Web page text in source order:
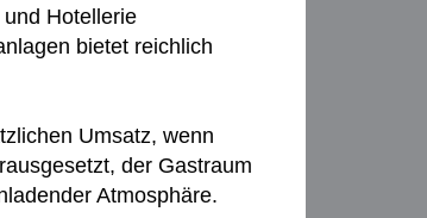
Hotellerie
bietet reichlich
Umsatz, wenn
der Gastraum
Atmosphäre.